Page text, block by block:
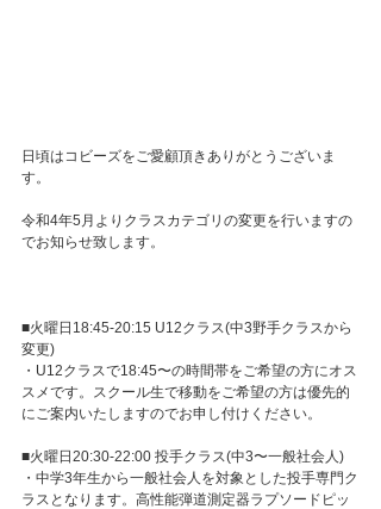
日頃はコビーズをご愛顧頂きありがとうございま
す。
令和4年5月よりクラスカテゴリの変更を行いますの
でお知らせ致します。
■火曜日18:45-20:15 U12クラス(中3野手クラスから
変更)
・U12クラスで18:45〜の時間帯をご希望の方にオス
スメです。スクール生で移動をご希望の方は優先的
にご案内いたしますのでお申し付けください。
■火曜日20:30-22:00 投手クラス(中3〜一般社会人)
・中学3年生から一般社会人を対象とした投手専門ク
ラスとなります。高性能弾道測定器ラプソードピッ